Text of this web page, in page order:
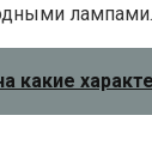
лампами.